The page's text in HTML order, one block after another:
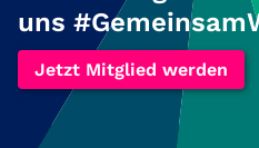
uns
Jetzt Mitglied werden